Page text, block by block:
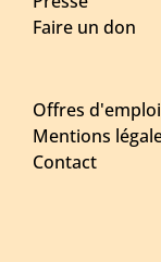
Faire un don
Offres d'emploi
Mentions
Contact